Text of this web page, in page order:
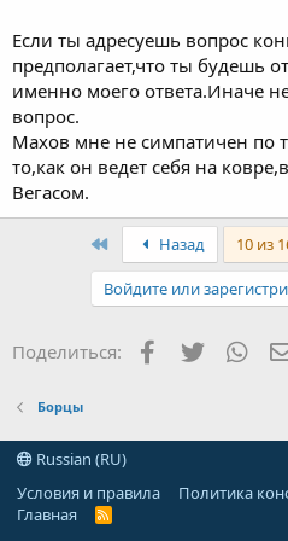
До Лондона чем он
его полетам ?
Если ты адресуешь вопрос
предполагает,что ты будешь
именно моего ответа.Иначе
вопрос.
Махов мне не симпатичен по
то,как он ведет себя на
Вегасом.
Назад 10 из
Войдите или
Поделиться: Facebook
Twitter
Борцы
Russian (RU)
Условия и правила
Политика
Главная
R